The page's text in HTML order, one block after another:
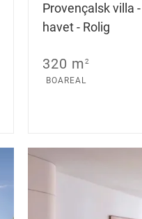
Provençalsk villa
havet - Rolig
320 m2
BOAREAL